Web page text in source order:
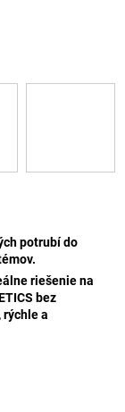
potrubí do
riešenie na
bez
a